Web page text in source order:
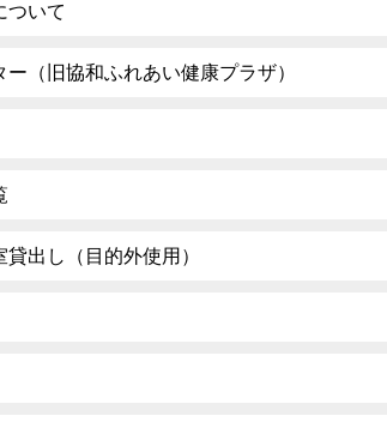
ついて
（旧協和ふれあい健康プラザ）
出し（目的外使用）